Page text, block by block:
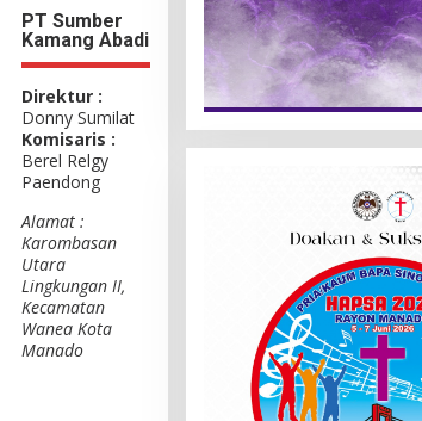
PT Sumber
Kamang Abadi
Direktur :
Donny Sumilat
Komisaris :
Berel Relgy
Paendong
Alamat :
Karombasan
Utara
Lingkungan II,
Kecamatan
Wanea Kota
Manado